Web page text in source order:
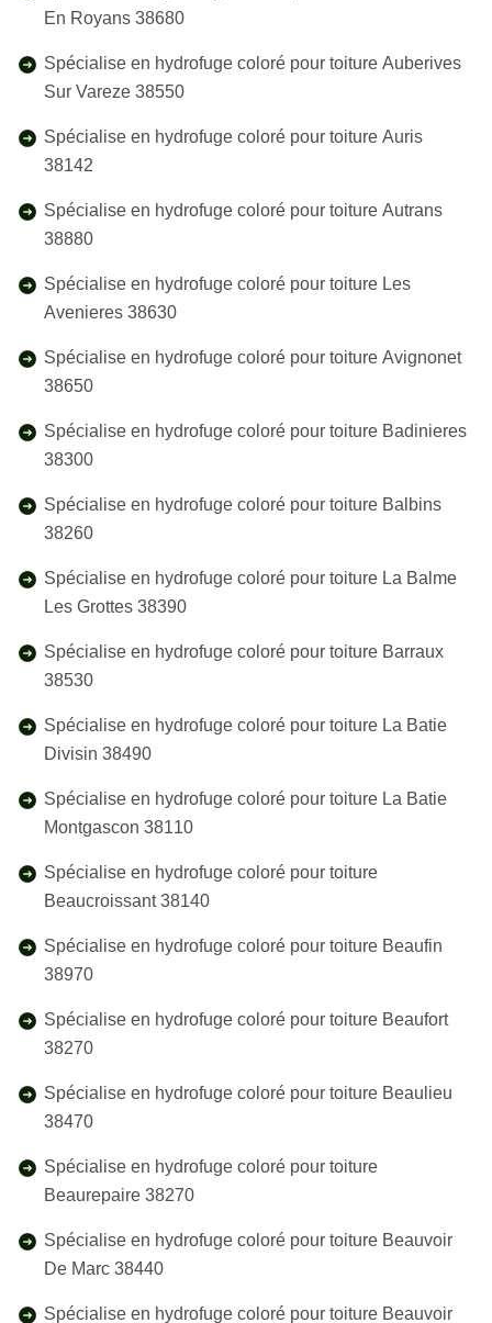
En Royans 38680
Spécialise en hydrofuge coloré pour toiture Auberives
Sur Vareze 38550
Spécialise en hydrofuge coloré pour toiture Auris
38142
Spécialise en hydrofuge coloré pour toiture Autrans
38880
Spécialise en hydrofuge coloré pour toiture Les
Avenieres 38630
Spécialise en hydrofuge coloré pour toiture Avignonet
38650
Spécialise en hydrofuge coloré pour toiture Badinieres
38300
Spécialise en hydrofuge coloré pour toiture Balbins
38260
Spécialise en hydrofuge coloré pour toiture La Balme
Les Grottes 38390
Spécialise en hydrofuge coloré pour toiture Barraux
38530
Spécialise en hydrofuge coloré pour toiture La Batie
Divisin 38490
Spécialise en hydrofuge coloré pour toiture La Batie
Montgascon 38110
Spécialise en hydrofuge coloré pour toiture
Beaucroissant 38140
Spécialise en hydrofuge coloré pour toiture Beaufin
38970
Spécialise en hydrofuge coloré pour toiture Beaufort
38270
Spécialise en hydrofuge coloré pour toiture Beaulieu
38470
Spécialise en hydrofuge coloré pour toiture
Beaurepaire 38270
Spécialise en hydrofuge coloré pour toiture Beauvoir
De Marc 38440
Spécialise en hydrofuge coloré pour toiture Beauvoir